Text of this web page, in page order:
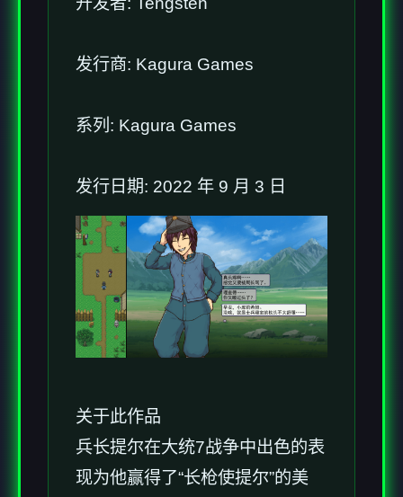
发行商: Kagura Games
系列: Kagura Games
发行日期: 2022 年 9 月 3 日
关于此作品
兵长提尔在大统7战争中出色的表
现为他赢得了“长枪使提尔”的美